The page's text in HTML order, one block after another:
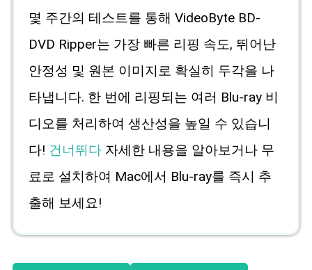
몇 주간의 테스트를 통해 VideoByte BD-
DVD Ripper는 가장 빠른 리핑 속도, 뛰어난
안정성 및 원본 이미지로 확실히 두각을 나
타냅니다. 한 번에 리핑되는 여러 Blu-ray 비
디오를 처리하여 생산성을 높일 수 있습니
다! 건너뛰다자세한 내용을 알아보거나 무
료로 설치하여 Mac에서 Blu-ray를 즉시 추
출해 보세요!